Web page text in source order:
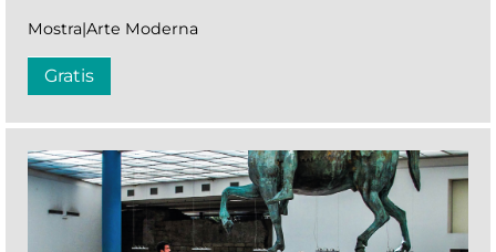
Mostra|Arte Moderna
Gratis